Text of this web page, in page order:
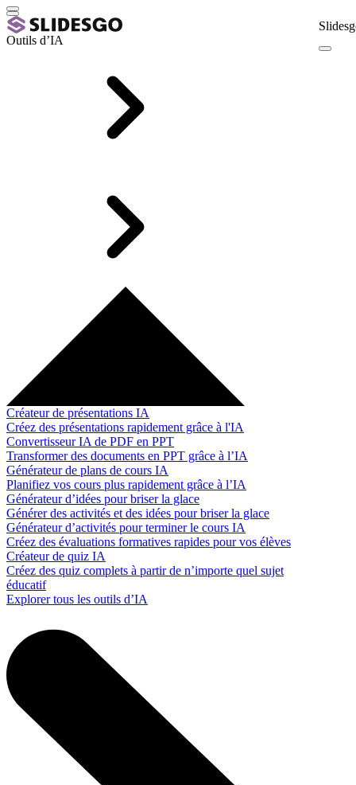
Outils d’IA
Créateur de présentations IA
Créez des présentations rapidement grâce à l'IA
Convertisseur IA de PDF en PPT
Transformer des documents en PPT grâce à l’IA
Générateur de plans de cours IA
Planifiez vos cours plus rapidement grâce à l’IA
Générateur d’idées pour briser la glace
Générer des activités et des idées pour briser la glace
Générateur d’activités pour terminer le cours IA
Créez des évaluations formatives rapides pour vos élèves
Créateur de quiz IA
Créez des quiz complets à partir de n’importe quel sujet
éducatif
Explorer tous les outils d’IA